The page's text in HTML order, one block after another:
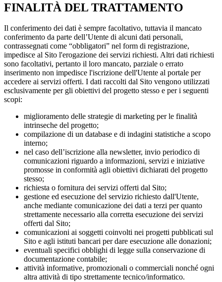
FINALITÀ DEL TRATTAMENTO
Il conferimento dei dati è sempre facoltativo, tuttavia il mancato
conferimento da parte dell’Utente di alcuni dati personali,
contrassegnati come “obbligatori” nel form di registrazione,
impedisce al Sito l'erogazione dei servizi richiesti. Altri dati richiesti
sono facoltativi, pertanto il loro mancato, parziale o errato
inserimento non impedisce l'iscrizione dell'Utente al portale per
accedere ai servizi offerti. I dati raccolti dal Sito vengono utilizzati
esclusivamente per gli obiettivi del progetto stesso e per i seguenti
scopi:
miglioramento delle strategie di marketing per le finalità
intrinseche del progetto;
compilazione di un database e di indagini statistiche a scopo
interno;
nel caso dell’iscrizione alla newsletter, invio periodico di
comunicazioni riguardo a informazioni, servizi e iniziative
promosse in conformità agli obiettivi dichiarati del progetto
stesso;
richiesta o fornitura dei servizi offerti dal Sito;
gestione ed esecuzione del servizio richiesto dall'Utente,
anche mediante comunicazione dei dati a terzi per quanto
strettamente necessario alla corretta esecuzione dei servizi
offerti dal Sito;
comunicazioni ai soggetti coinvolti nei progetti pubblicati sul
Sito e agli istituti bancari per dare esecuzione alle donazioni;
eventuali specifici obblighi di legge sulla conservazione di
documentazione contabile;
attività informative, promozionali o commerciali nonché ogni
altra attività di tipo strettamente tecnico/informatico.